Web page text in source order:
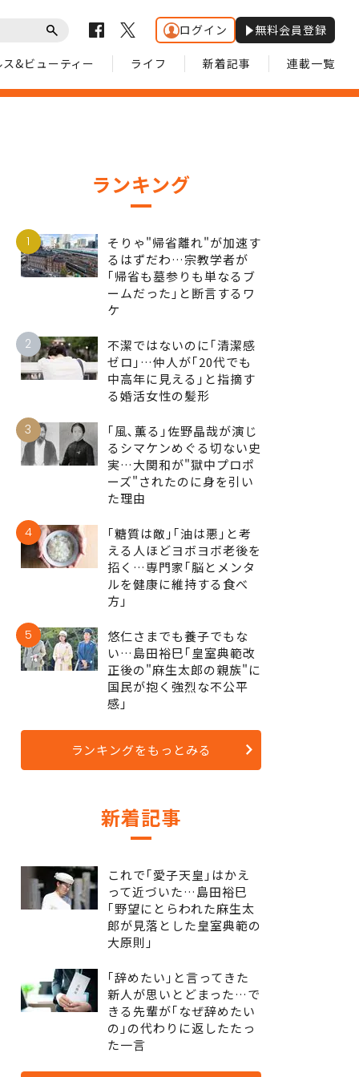
ログイン 無料会員登録
ス&ビューティー ライフ 新着記事 連載一覧
ランキング
1
そりゃ"帰省離れ"が加速す
るはずだわ…宗教学者が
｢帰省も墓参りも単なるブ
ームだった｣と断言するワ
ケ
2
不潔ではないのに｢清潔感
ゼロ｣…仲人が｢20代でも
中高年に見える｣と指摘す
る婚活女性の髪形
3
｢風､薫る｣佐野晶哉が演じ
るシマケンめぐる切ない史
実…大関和が"獄中プロポ
ーズ"されたのに身を引い
た理由
4
｢糖質は敵｣｢油は悪｣と考
える人ほどヨボヨボ老後を
招く…専門家｢脳とメンタ
ルを健康に維持する食べ
方｣
5
悠仁さまでも養子でもな
い…島田裕巳｢皇室典範改
正後の"麻生太郎の親族"に
国民が抱く強烈な不公平
感｣
ランキングをもっとみる
新着記事
これで｢愛子天皇｣はかえ
って近づいた…島田裕巳
｢野望にとらわれた麻生太
郎が見落とした皇室典範の
大原則｣
｢辞めたい｣と言ってきた
新人が思いとどまった…で
きる先輩が｢なぜ辞めたい
の｣の代わりに返したたっ
た一言